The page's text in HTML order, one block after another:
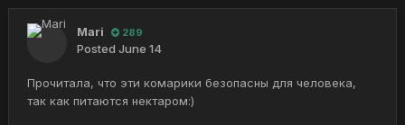
Mari 289
Posted June 14
Прочитала, что эти комарики безопасны для человека,
так как питаются нектаром:)